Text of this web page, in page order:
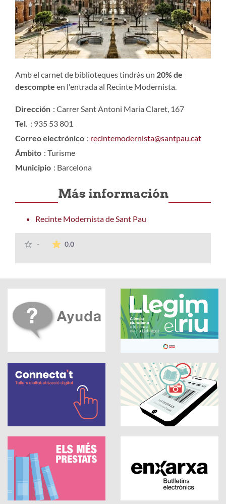
Amb el carnet de biblioteques tindràs un 20%de
descompte en l'entrada al Recinte Modernista.
Dirección : Carrer Sant Antoni Maria Claret, 167
Tel. : 935 53 801
Correo electrónico : recintemodernista@santpau.cat
Ámbito : Turisme
Municipio : Barcelona
Más información
Recinte Modernista de Sant Pau
- 0.0La valoración media es de 0 estrellas de 5.